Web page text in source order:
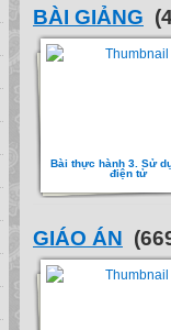
BÀI GIẢNG
Bài thực hành 3. Sử
điện tử
GIÁO ÁN